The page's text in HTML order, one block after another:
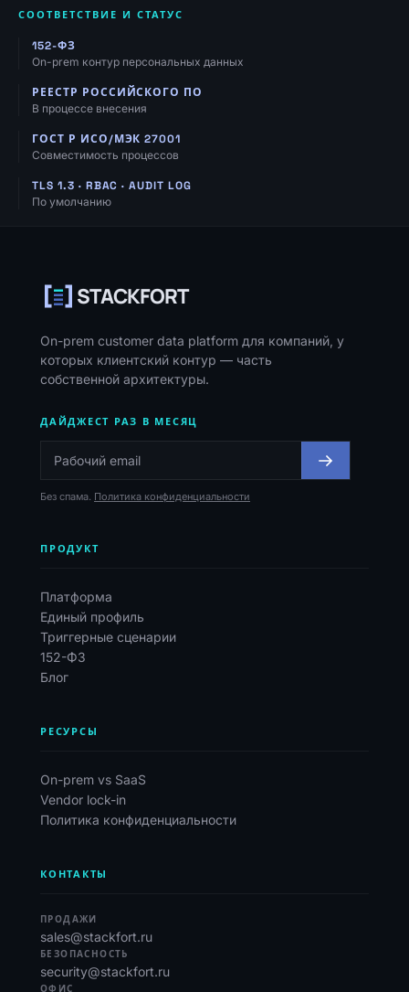
СООТВЕТСТВИЕ И СТАТУС
152-ФЗ
On-prem контур персональных данных
РЕЕСТР РОССИЙСКОГО ПО
В процессе внесения
ГОСТ Р ИСО/МЭК 27001
Совместимость процессов
TLS 1.3 · RBAC · AUDIT LOG
По умолчанию
STACKFORT
On-prem customer data platform для компаний, у
которых клиентский контур — часть
собственной архитектуры.
ДАЙДЖЕСТ РАЗ В МЕСЯЦ
Без спама. Политика конфиденциальности
ПРОДУКТ
Платформа
Единый профиль
Триггерные сценарии
152-ФЗ
Блог
РЕСУРСЫ
On-prem vs SaaS
Vendor lock-in
Политика конфиденциальности
КОНТАКТЫ
ПРОДАЖИ
sales@stackfort.ru
БЕЗОПАСНОСТЬ
security@stackfort.ru
ОФИС